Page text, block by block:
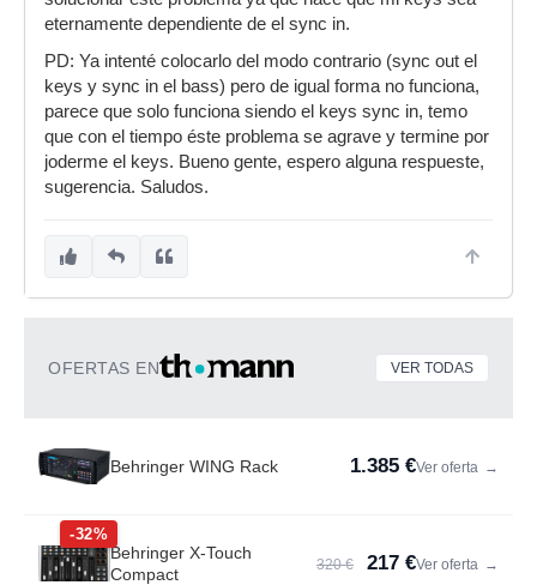
eternamente dependiente de el sync in.
PD: Ya intenté colocarlo del modo contrario (sync out el
keys y sync in el bass) pero de igual forma no funciona,
parece que solo funciona siendo el keys sync in, temo
que con el tiempo éste problema se agrave y termine por
joderme el keys. Bueno gente, espero alguna respueste,
sugerencia. Saludos.
OFERTAS EN VER TODAS
Behringer WING Rack 1.385 €Ver oferta →
-32%
Behringer X-Touch
Compact
320 € 217 €Ver oferta →